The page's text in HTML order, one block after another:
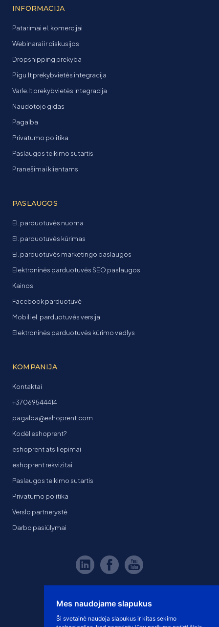
Mes naudojame slapukus
Ši svetainė naudoja slapukus ir kitas sekimo
INFORMACIJA
Patarimai el. komercijai
Webinarai ir diskusijos
Dropshipping prekyba
Pigu.lt prekybvietės integracija
Varle.lt prekybvietės integracija
Naudotojo gidas
Pagalba
Privatumo politika
Paslaugos teikimo sutartis
Pranešimai klientams
PASLAUGOS
El. parduotuvės nuoma
El. parduotuvės kūrimas
El. parduotuvės marketingo paslaugos
Elektroninės parduotuvės SEO paslaugos
Kainos
Facebook parduotuvė
Mobili el. parduotuvės versija
Elektroninės parduotuvės kūrimo vedlys
KOMPANIJA
Kontaktai
+37069544414
pagalba@eshoprent.com
Kodėl eshoprent?
eshoprent atsiliepimai
eshoprent rekvizitai
Paslaugos teikimo sutartis
Privatumo politika
Verslo partnerystė
Darbo pasiūlymai